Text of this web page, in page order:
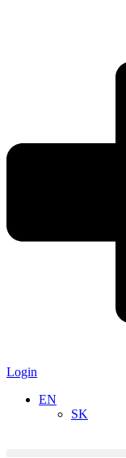
Login
EN
SK